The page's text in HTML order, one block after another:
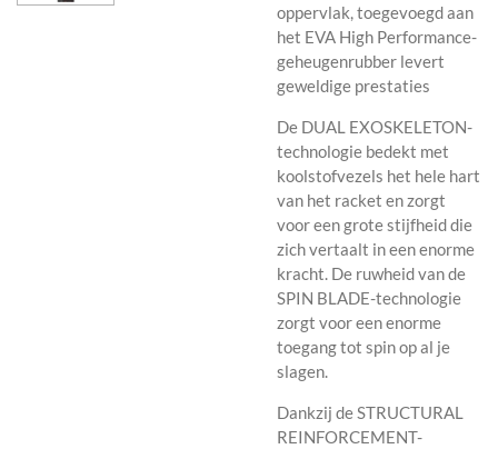
oppervlak, toegevoegd aan
het EVA High Performance-
geheugenrubber levert
geweldige prestaties
De DUAL EXOSKELETON-
technologie bedekt met
koolstofvezels het hele hart
van het racket en zorgt
voor een grote stijfheid die
zich vertaalt in een enorme
kracht. De ruwheid van de
SPIN BLADE-technologie
zorgt voor een enorme
toegang tot spin op al je
slagen.
Dankzij de STRUCTURAL
REINFORCEMENT-